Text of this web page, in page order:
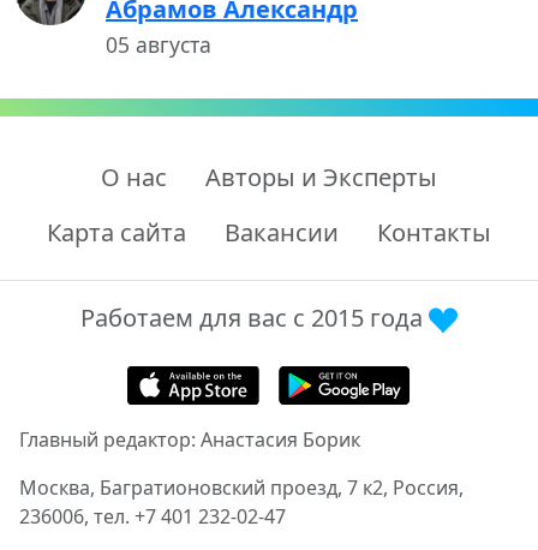
Абрамов Александр
05 августа
О нас
Авторы и Эксперты
Карта сайта
Вакансии Контакты
Работаем для вас с 2015 года
Главный редактор: Анастасия Борик
Москва, Багратионовский проезд, 7 к2, Россия,
236006, тел. +7 401 232-02-47